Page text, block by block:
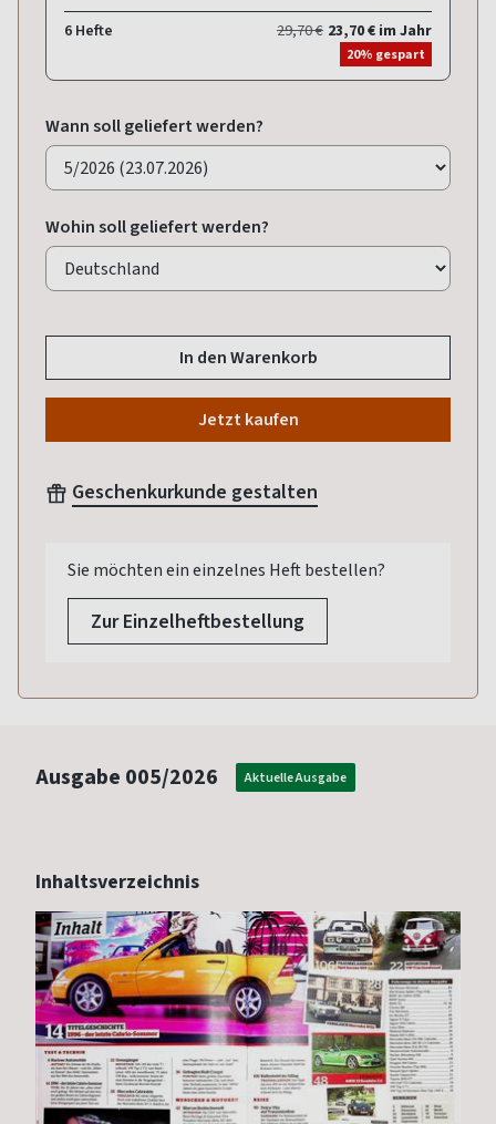
6 Hefte 29,70 € 23,70 € im Jahr
20% gespart
Wann soll geliefert werden?
Wohin soll geliefert werden?
In den Warenkorb
Jetzt kaufen
Geschenkurkunde gestalten
Sie möchten ein einzelnes Heft bestellen?
Zur Einzelheftbestellung
Ausgabe 005/2026 Aktuelle Ausgabe
Inhaltsverzeichnis